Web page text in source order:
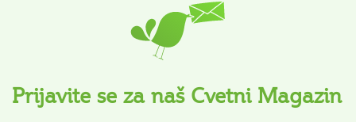
Prijavite se za naš Cvetni Magazin